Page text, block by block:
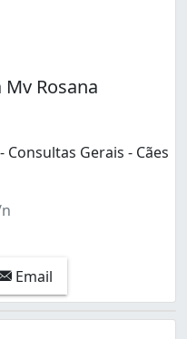
Rosana
Gerais - Cães
Email